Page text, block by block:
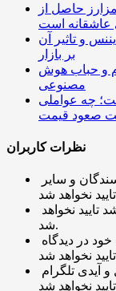
دلار رمزارز حاصل از
عاشقانه است
و تاثیر آن
بر بازار
و حباب هوش
مصنوعی
چه عواملی
نظرات کاربران
شد.